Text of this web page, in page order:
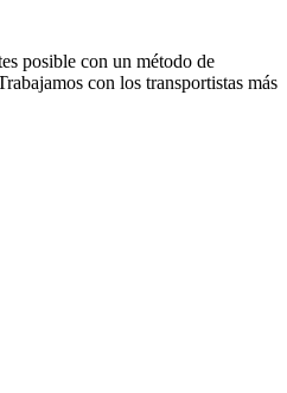
posible con un método de
con los transportistas más